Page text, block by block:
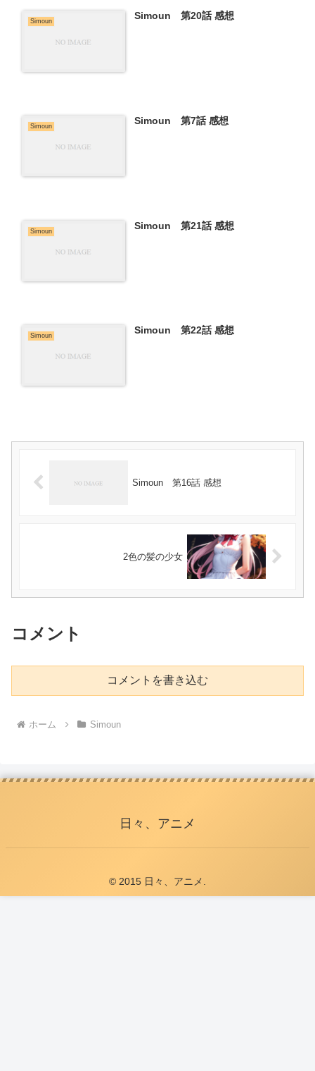
Simoun Simoun 第20話 感想
Simoun Simoun 第7話 感想
Simoun Simoun 第21話 感想
Simoun Simoun 第22話 感想
Simoun 第16話 感想
2色の髪の少女
コメント
コメントを書き込む
ホーム Simoun
日々、アニメ
© 2015 日々、アニメ.